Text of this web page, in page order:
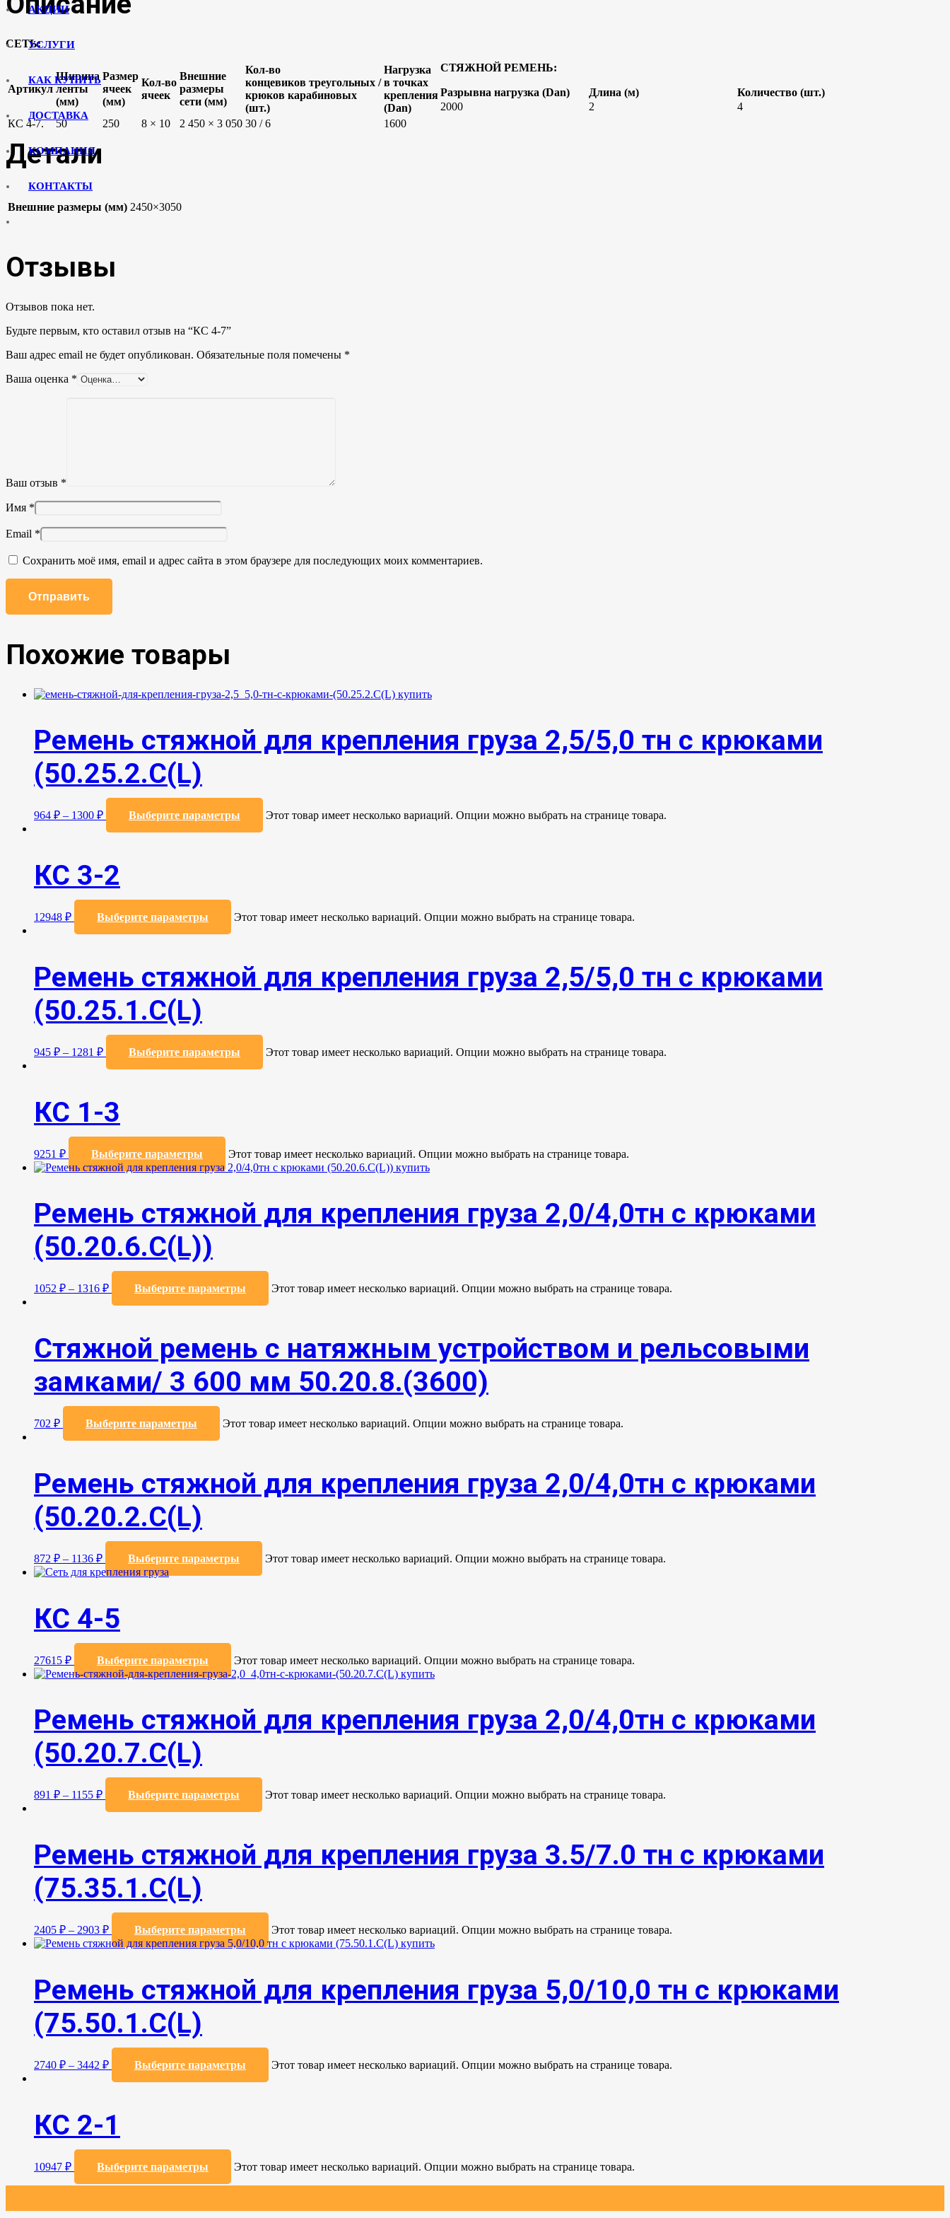
АКЦИИ
УСЛУГИ
КАК КУПИТЬ
ДОСТАВКА
КОМПАНИЯ
КОНТАКТЫ
СЕТЬ:
Артикул
Ширина
ленты
(мм)
Размер
ячеек
(мм)
Кол-во
ячеек
Внешние
размеры
сети (мм)
Кол-во
концевиков треугольных /
крюков карабиновых
(шт.)
Нагрузка
в точках
крепления
(Dan)
КС 4-7.
50 250 8 × 10 2 450 × 3 050 30 / 6 1600
СТЯЖНОЙ РЕМЕНЬ:
Разрывна нагрузка (Dan) Длина (м)
Количество (шт.)
2000
2 4
Детали
Внешние размеры (мм) 2450×3050
Отзывы
Отзывов пока нет.
Будьте первым, кто оставил отзыв на “КС 4-7”
Ваш адрес email не будет опубликован. Обязательные поля помечены *
Ваша оценка *
Ваш отзыв *
Имя *
Email *
Сохранить моё имя, email и адрес сайта в этом браузере для последующих моих комментариев.
Похожие товары
Ремень стяжной для крепления груза 2,5/5,0 тн с крюками
(50.25.2.C(L)
964 ₽ – 1300 ₽ Выберите параметры Этот товар имеет несколько вариаций. Опции можно выбрать на странице товара.
КС 3-2
12948 ₽ Выберите параметры Этот товар имеет несколько вариаций. Опции можно выбрать на странице товара.
Ремень стяжной для крепления груза 2,5/5,0 тн с крюками
(50.25.1.С(L)
945 ₽ – 1281 ₽ Выберите параметры Этот товар имеет несколько вариаций. Опции можно выбрать на странице товара.
КС 1-3
9251 ₽ Выберите параметры Этот товар имеет несколько вариаций. Опции можно выбрать на странице товара.
Ремень стяжной для крепления груза 2,0/4,0тн с крюками
(50.20.6.C(L))
1052 ₽ – 1316 ₽ Выберите параметры Этот товар имеет несколько вариаций. Опции можно выбрать на странице товара.
Стяжной ремень с натяжным устройством и рельсовыми
замками/ 3 600 мм 50.20.8.(3600)
702 ₽ Выберите параметры Этот товар имеет несколько вариаций. Опции можно выбрать на странице товара.
Ремень стяжной для крепления груза 2,0/4,0тн с крюками
(50.20.2.C(L)
872 ₽ – 1136 ₽ Выберите параметры Этот товар имеет несколько вариаций. Опции можно выбрать на странице товара.
КС 4-5
27615 ₽ Выберите параметры Этот товар имеет несколько вариаций. Опции можно выбрать на странице товара.
Ремень стяжной для крепления груза 2,0/4,0тн с крюками
(50.20.7.C(L)
891 ₽ – 1155 ₽ Выберите параметры Этот товар имеет несколько вариаций. Опции можно выбрать на странице товара.
Ремень стяжной для крепления груза 3.5/7.0 тн с крюками
(75.35.1.C(L)
2405 ₽ – 2903 ₽ Выберите параметры Этот товар имеет несколько вариаций. Опции можно выбрать на странице товара.
Ремень стяжной для крепления груза 5,0/10,0 тн с крюками
(75.50.1.C(L)
2740 ₽ – 3442 ₽ Выберите параметры Этот товар имеет несколько вариаций. Опции можно выбрать на странице товара.
КС 2-1
10947 ₽ Выберите параметры Этот товар имеет несколько вариаций. Опции можно выбрать на странице товара.